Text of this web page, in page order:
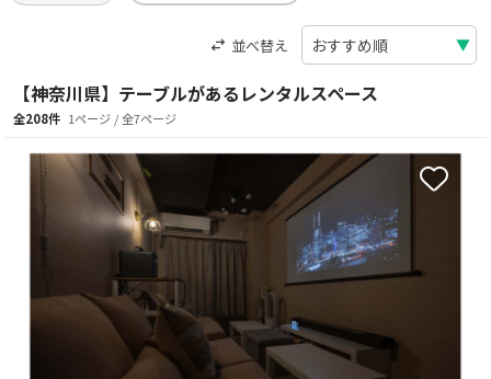
並べ替え
【神奈川県】テーブルがあるレンタルスペース
全208件 1ページ / 全7ページ